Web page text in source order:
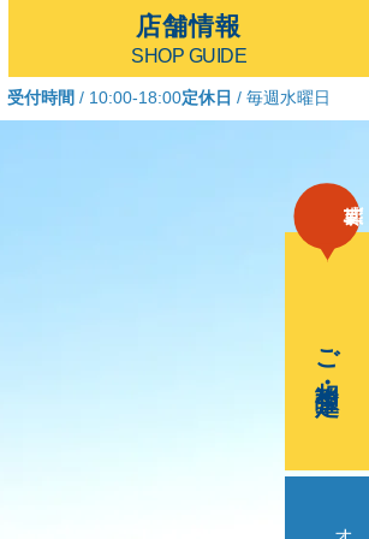
店舗情報
SHOP GUIDE
受付時間 / 10:00-18:00定休日 / 毎週水曜日
ご相談・査定